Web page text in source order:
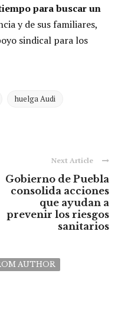
para buscar un
y de sus familiares,
sindical para los
huelga Audi
Next Article
Gobierno de Puebla
consolida acciones
que ayudan a
prevenir los riesgos
sanitarios
AUTHOR